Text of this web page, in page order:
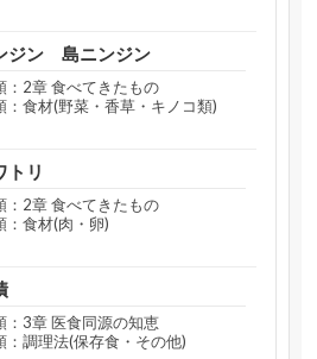
ジン 島ニンジン
：2章 食べてきたもの
：食材(野菜・香草・キノコ類)
トリ
：2章 食べてきたもの
：食材(肉・卵)
：3章 医食同源の知恵
：調理法(保存食・その他)